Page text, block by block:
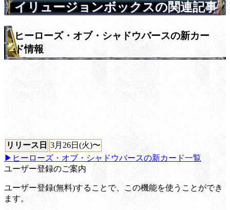
イリュージョンボックスの関連記事
ヒーローズ・オブ・シャドウバースの新カー
ド情報
リリース日 3月26日(火)〜
▶ヒーローズ・オブ・シャドウバースの新カード一覧
ユーザー登録のご案内
ユーザー登録(無料)することで、この機能を使うことができ
ます。